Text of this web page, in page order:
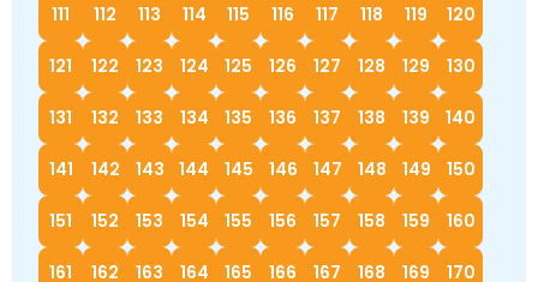
111 112 113 114 115 116 117 118 119 120
121 122 123 124 125 126 127 128 129 130
131 132 133 134 135 136 137 138 139 140
141 142 143 144 145 146 147 148 149 150
151 152 153 154 155 156 157 158 159 160
161 162 163 164 165 166 167 168 169 170